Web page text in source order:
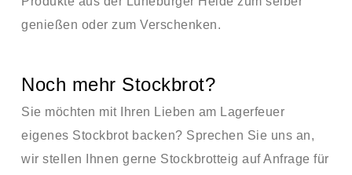
genießen oder zum Verschenken.
Noch mehr Stockbrot?
Sie möchten mit Ihren Lieben am Lagerfeuer
eigenes Stockbrot backen? Sprechen Sie uns an,
wir stellen Ihnen gerne Stockbrotteig auf Anfrage für